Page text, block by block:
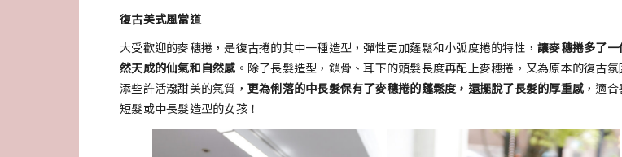
復古美式風當道
大受歡迎的麥穗捲，是復古捲的其中一種造型，彈性更加蓬鬆和小弧度捲的特性， 讓麥穗捲多了一
然天成的仙氣和自然感 。除了長髮造型，鎖骨、耳下的頭髮長度再配上麥穗捲，又為原本的復古氛
添些許活潑甜美的氣質， 更為俐落的中長髮保有了麥穗捲的蓬鬆度，還擺脫了長髮的厚重感 ，適
短髮或中長髮造型的女孩！